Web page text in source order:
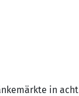
in acht